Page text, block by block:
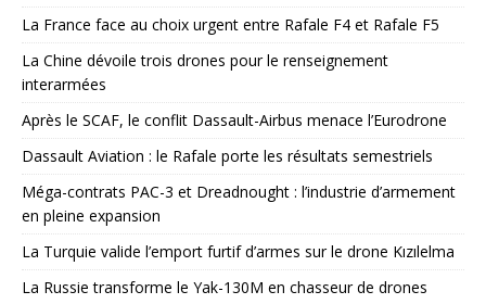
La France face au choix urgent entre Rafale F4 et Rafale F5
La Chine dévoile trois drones pour le renseignement
interarmées
Après le SCAF, le conflit Dassault-Airbus menace l’Eurodrone
Dassault Aviation : le Rafale porte les résultats semestriels
Méga-contrats PAC-3 et Dreadnought : l’industrie d’armement
en pleine expansion
La Turquie valide l’emport furtif d’armes sur le drone Kızılelma
La Russie transforme le Yak-130M en chasseur de drones